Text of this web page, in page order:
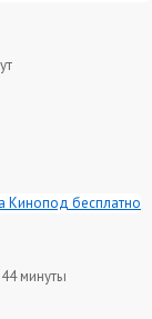
минуты